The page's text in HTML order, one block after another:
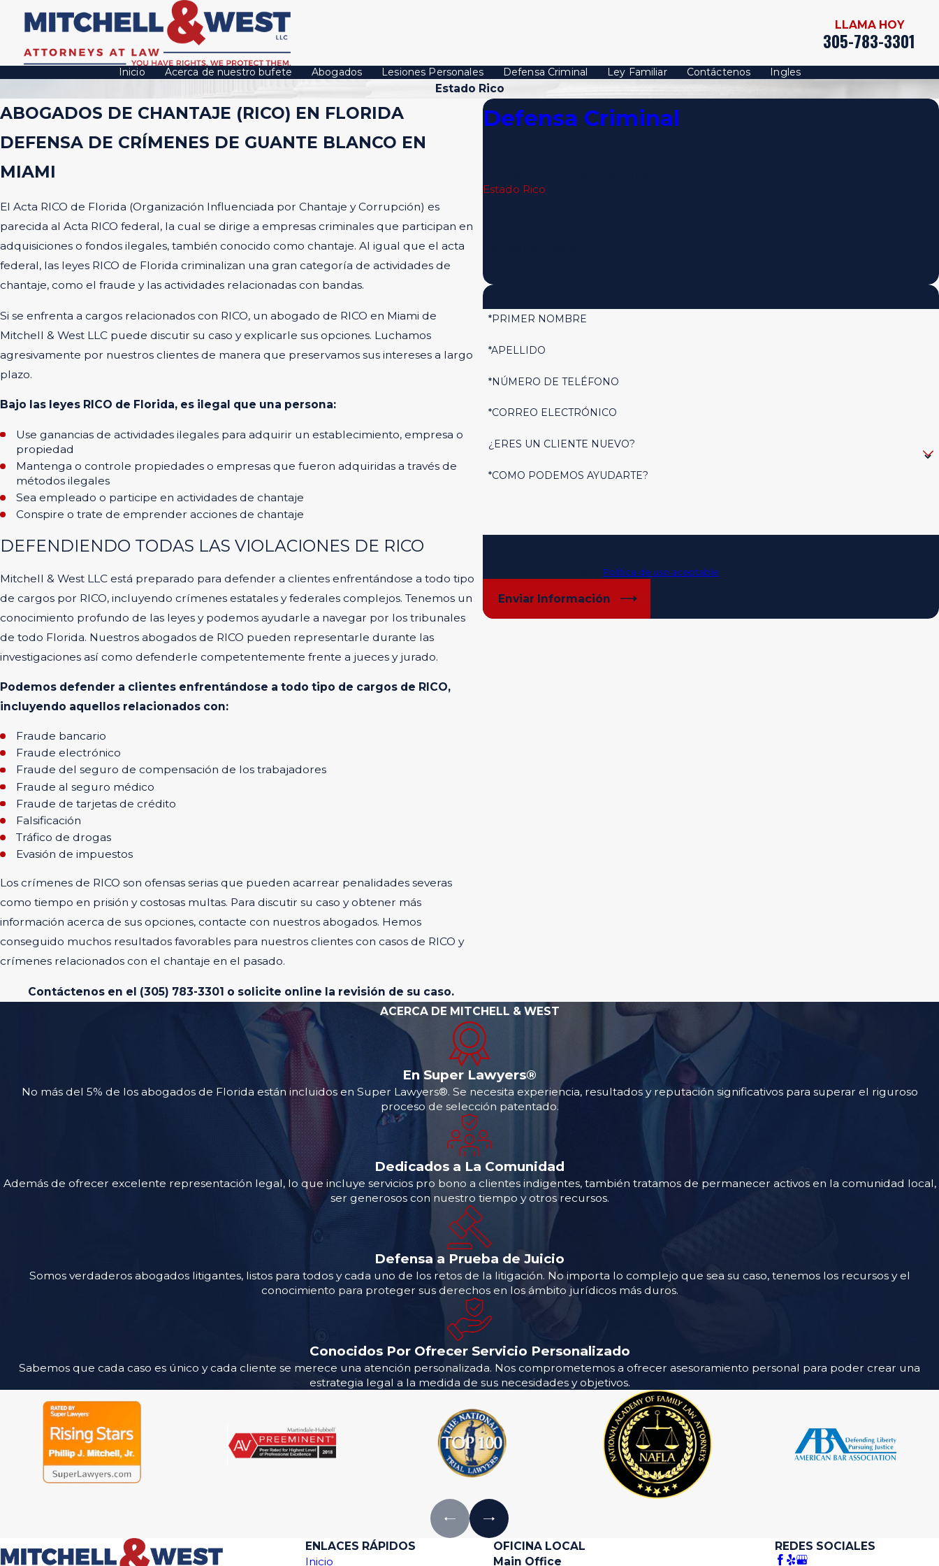
LLAMA HOY
305-783-3301
Inicio Acerca de nuestro bufete Abogados Lesiones Personales Defensa Criminal Ley Familiar Contáctenos Ingles
Estado Rico
ABOGADOS DE CHANTAJE (RICO) EN FLORIDA
DEFENSA DE CRÍMENES DE GUANTE BLANCO EN
MIAMI
El Acta RICO de Florida (Organización Influenciada por Chantaje y Corrupción) es
parecida al Acta RICO federal, la cual se dirige a empresas criminales que participan en
adquisiciones o fondos ilegales, también conocido como chantaje. Al igual que el acta
federal, las leyes RICO de Florida criminalizan una gran categoría de actividades de
chantaje, como el fraude y las actividades relacionadas con bandas.
Si se enfrenta a cargos relacionados con RICO, un abogado de RICO en Miami de
Mitchell & West LLC puede discutir su caso y explicarle sus opciones. Luchamos
agresivamente por nuestros clientes de manera que preservamos sus intereses a largo
plazo.
Bajo las leyes RICO de Florida, es ilegal que una persona:
Use ganancias de actividades ilegales para adquirir un establecimiento, empresa o
propiedad
Mantenga o controle propiedades o empresas que fueron adquiridas a través de
métodos ilegales
Sea empleado o participe en actividades de chantaje
Conspire o trate de emprender acciones de chantaje
DEFENDIENDO TODAS LAS VIOLACIONES DE RICO
Mitchell & West LLC está preparado para defender a clientes enfrentándose a todo tipo
de cargos por RICO, incluyendo crímenes estatales y federales complejos. Tenemos un
conocimiento profundo de las leyes y podemos ayudarle a navegar por los tribunales
de todo Florida. Nuestros abogados de RICO pueden representarle durante las
investigaciones así como defenderle competentemente frente a jueces y jurado.
Podemos defender a clientes enfrentándose a todo tipo de cargos de RICO,
incluyendo aquellos relacionados con:
Fraude bancario
Fraude electrónico
Fraude del seguro de compensación de los trabajadores
Fraude al seguro médico
Fraude de tarjetas de crédito
Falsificación
Tráfico de drogas
Evasión de impuestos
Los crímenes de RICO son ofensas serias que pueden acarrear penalidades severas
como tiempo en prisión y costosas multas. Para discutir su caso y obtener más
información acerca de sus opciones, contacte con nuestros abogados. Hemos
conseguido muchos resultados favorables para nuestros clientes con casos de RICO y
crímenes relacionados con el chantaje en el pasado.
Contáctenos en el (305) 783-3301 o solicite online la revisión de su caso.
Defensa Criminal
Estado Rico
Lavado de Dinero
CONTACTO MITCHELL & WEST, LLC
*PRIMER NOMBRE
*APELLIDO
*NÚMERO DE TELÉFONO
*CORREO ELECTRÓNICO
¿ERES UN CLIENTE NUEVO?
*COMO PODEMOS AYUDARTE?
Política de uso aceptable
Enviar Información
ACERCA DE MITCHELL & WEST
En Super Lawyers®
No más del 5% de los abogados de Florida están incluidos en Super Lawyers®. Se necesita experiencia, resultados y reputación significativos para superar el riguroso
proceso de selección patentado.
Dedicados a La Comunidad
Además de ofrecer excelente representación legal, lo que incluye servicios pro bono a clientes indigentes, también tratamos de permanecer activos en la comunidad local,
ser generosos con nuestro tiempo y otros recursos.
Defensa a Prueba de Juicio
Somos verdaderos abogados litigantes, listos para todos y cada uno de los retos de la litigación. No importa lo complejo que sea su caso, tenemos los recursos y el
conocimiento para proteger sus derechos en los ámbito jurídicos más duros.
Conocidos Por Ofrecer Servicio Personalizado
Sabemos que cada caso es único y cada cliente se merece una atención personalizada. Nos comprometemos a ofrecer asesoramiento personal para poder crear una
estrategia legal a la medida de sus necesidades y objetivos.
ENLACES RÁPIDOS
Inicio
OFICINA LOCAL
Main Office
REDES SOCIALES